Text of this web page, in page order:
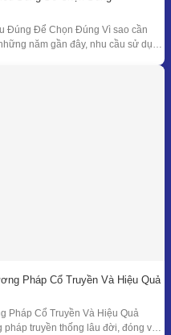
Đúng Để Chọn Đúng Vì sao cần
năm gần đây, nhu cầu sử dụng
các lĩnh vực như chăm sóc sức
Pháp Cổ Truyền Và Hiệu Quả
Pháp Cổ Truyền Và Hiệu Quả
truyền thống lâu đời, đóng vai